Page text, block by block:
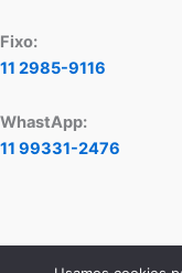
Fixo:
11 2985-9116
WhastApp:
11 99331-2476